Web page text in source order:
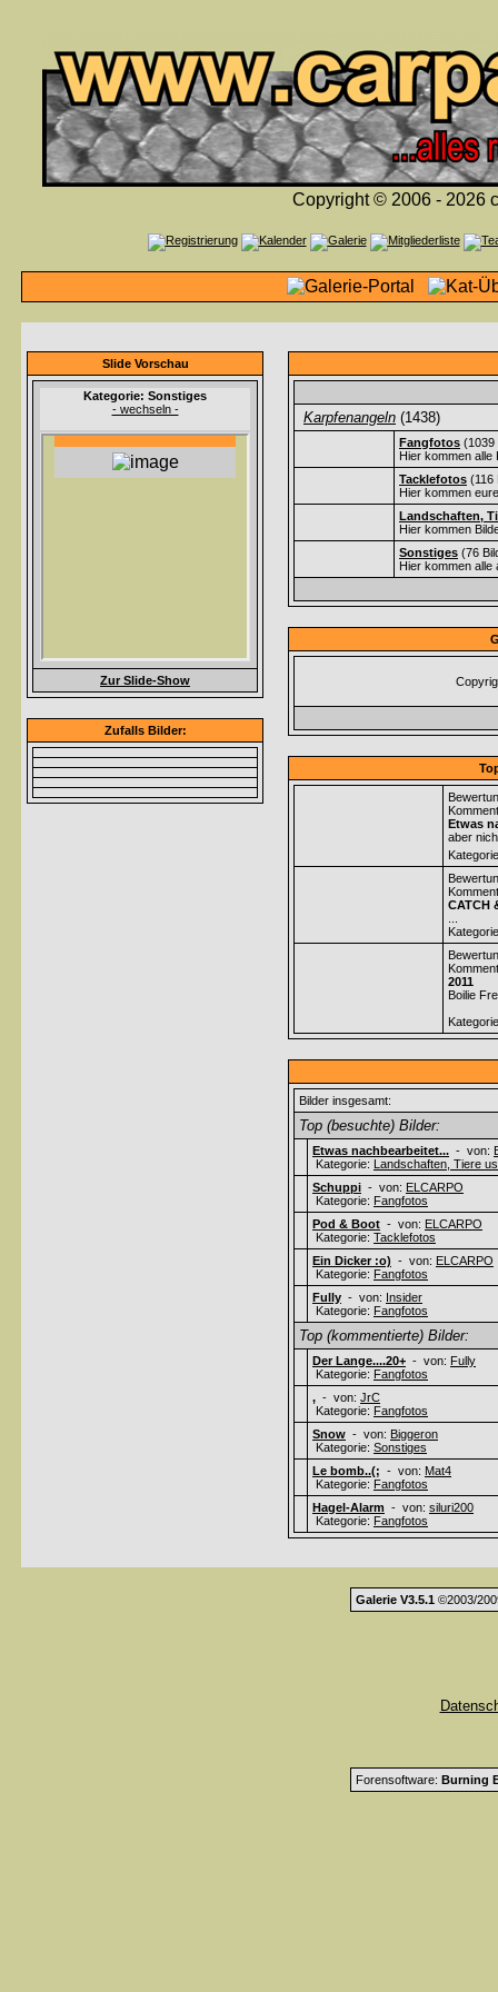
Copyright © 2006 - 2026
Slide Vorschau
Kategorie: Sonstiges
- wechseln -
Zur Slide-Show
Zufalls Bilder:
Karpfenangeln (1438)
Fangfotos
Hier kommen
Tacklefotos
Hier kommen
Landschaften,
Hier kommen
Sonstiges (76
Hier kommen alle
Etwas
aber
CATCH
2011
Boilie
Bilder insgesamt:
Top (besuchte) Bilder:
Etwas nachbearbeitet... - von:
Kategorie: Landschaften, Tiere
Schuppi - von: ELCARPO
Kategorie: Fangfotos
Pod & Boot - von: ELCARPO
Kategorie: Tacklefotos
Ein Dicker :o) - von: ELCARPO
Kategorie: Fangfotos
Fully - von: Insider
Kategorie: Fangfotos
Top (kommentierte) Bilder:
Der Lange....20+ - von: Fully
Kategorie: Fangfotos
, - von: JrC
Kategorie: Fangfotos
Snow - von: Biggeron
Kategorie: Sonstiges
Le bomb..(; - von: Mat4
Kategorie: Fangfotos
Hagel-Alarm - von: siluri200
Kategorie: Fangfotos
Galerie V3.5.1 ©2003/
Forensoftware: Burning